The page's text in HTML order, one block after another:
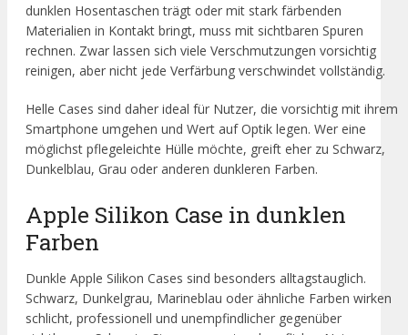
dunklen Hosentaschen trägt oder mit stark färbenden
Materialien in Kontakt bringt, muss mit sichtbaren Spuren
rechnen. Zwar lassen sich viele Verschmutzungen vorsichtig
reinigen, aber nicht jede Verfärbung verschwindet vollständig.
Helle Cases sind daher ideal für Nutzer, die vorsichtig mit ihrem
Smartphone umgehen und Wert auf Optik legen. Wer eine
möglichst pflegeleichte Hülle möchte, greift eher zu Schwarz,
Dunkelblau, Grau oder anderen dunkleren Farben.
Apple Silikon Case in dunklen
Farben
Dunkle Apple Silikon Cases sind besonders alltagstauglich.
Schwarz, Dunkelgrau, Marineblau oder ähnliche Farben wirken
schlicht, professionell und unempfindlicher gegenüber